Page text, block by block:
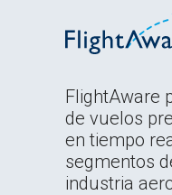
FlightAware
de vuelos
en tiempo
segmentos
industria